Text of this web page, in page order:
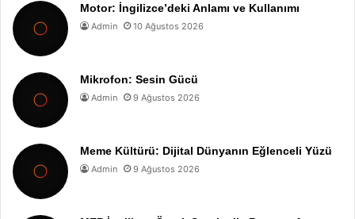
Motor: İngilizce’deki Anlamı ve Kullanımı
Admin 10 Ağustos 2026
Mikrofon: Sesin Gücü
Admin 9 Ağustos 2026
Meme Kültürü: Dijital Dünyanın Eğlenceli Yüzü
Admin 9 Ağustos 2026